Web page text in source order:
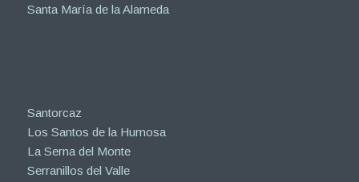
Santa María de la Alameda
Santorcaz
Los Santos de la Humosa
La Serna del Monte
Serranillos del Valle